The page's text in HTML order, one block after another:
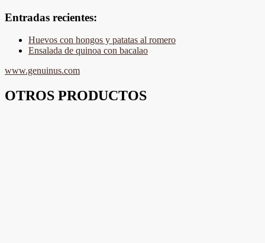
Entradas recientes:
Huevos con hongos y patatas al romero
Ensalada de quinoa con bacalao
www.genuinus.com
OTROS PRODUCTOS